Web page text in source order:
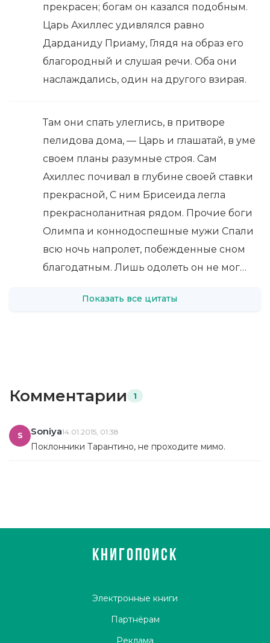
прекрасен; богам он казался подобным.
Царь Ахиллес удивлялся равно
Дарданиду Приаму, Глядя на образ его
благородный и слушая речи. Оба они
наслаждались, один на другого взирая.
Там они спать улеглись, в притворе
пелидова дома, — Царь и глашатай, в уме
своем планы разумные строя. Сам
Ахиллес почивал в глубине своей ставки
прекрасной, С ним Брисеида легла
прекрасноланитная рядом. Прочие боги
Олимпа и коннодоспешные мужи Спали
всю ночь напролет, побежденные сном
благодатным. Лишь одолеть он не мог…
Показать все цитаты
Комментарии 1
S Soniya14.01.2015, 01:38
Поклонники Тарантино, не проходите мимо.
КНИГОПОИСК
Электронные книги
Партнёрам
Реклама